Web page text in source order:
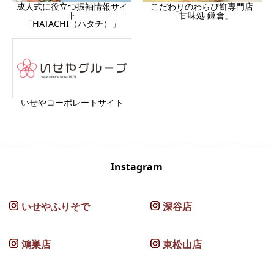
成人式に役立つ振袖情報サイ
ト
「HATACHI（ハタチ）」
こだわりのわらび餅専門店
「甘味処 鎌倉」
いせやコーポレートサイト
Instagram
いせやふりそで 深谷店
鴻巣店 東松山店